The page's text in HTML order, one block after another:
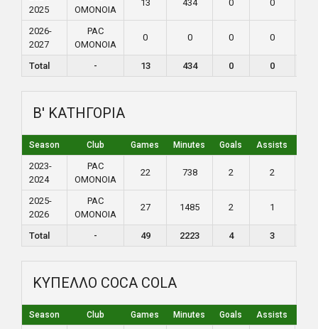
2025
ΟΜΟΝΟΙΑ
13 434 0 0
2026-
2027
PAC
ΟΜΟΝΟΙΑ
0 0 0 0
Total - 13 434 0 0
Β' ΚΑΤΗΓΟΡΙΑ
Season Club Games Minutes Goals Assists
2023-
2024
PAC
ΟΜΟΝΟΙΑ
22 738 2 2
2025-
2026
PAC
ΟΜΟΝΟΙΑ
27 1485 2 1
Total - 49 2223 4 3
ΚΥΠΕΛΛΟ COCA COLA
Season Club Games Minutes Goals Assists